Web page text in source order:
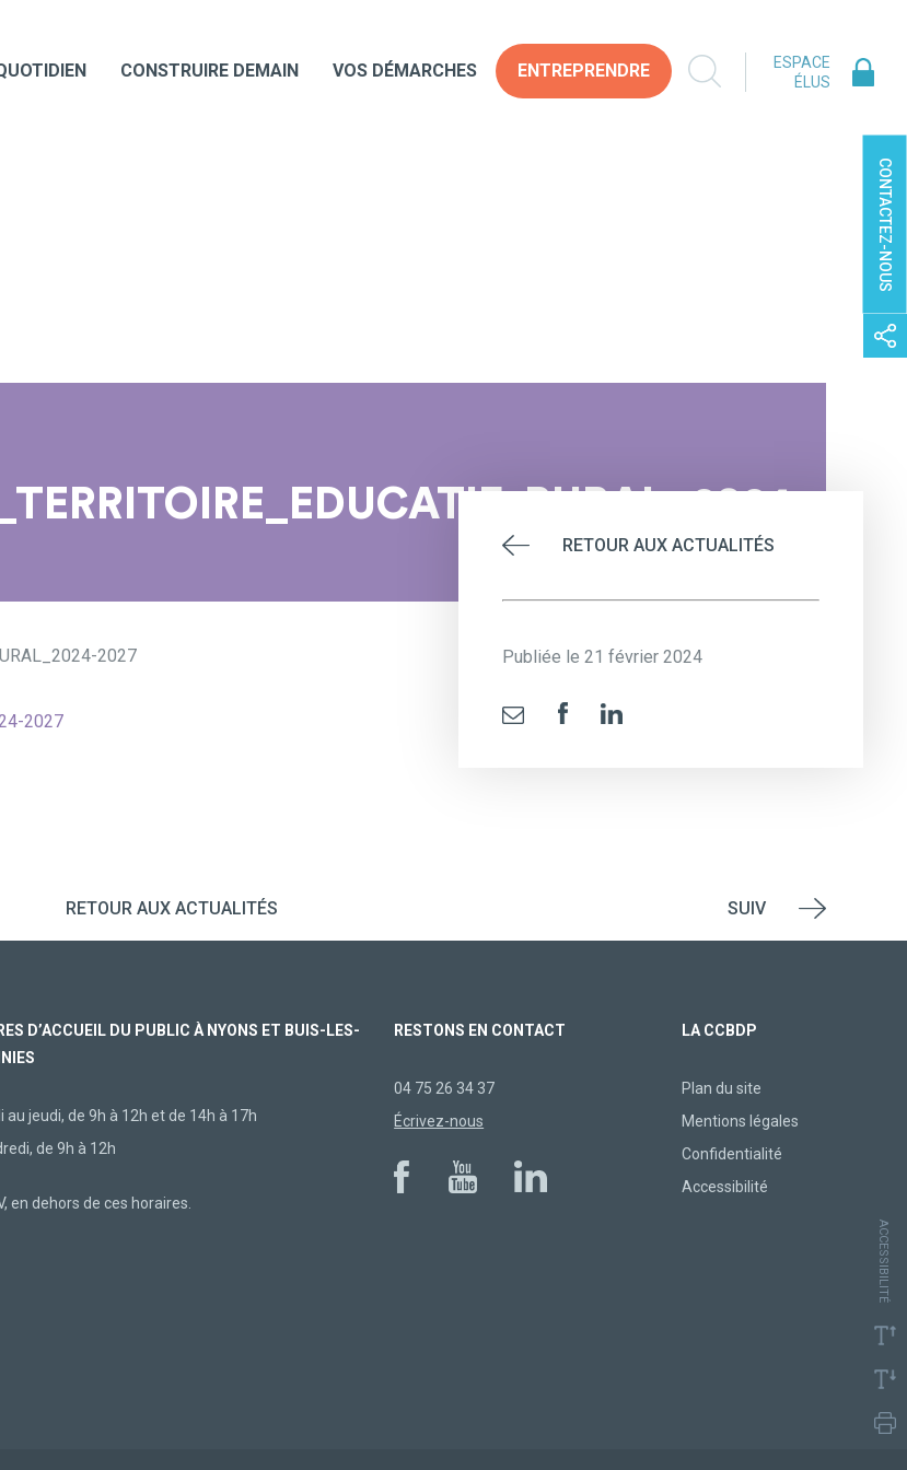
CONSTRUIRE DEMAIN VOS DÉMARCHES ENTREPRENDRE
ESPACE
ÉLUS
CONTACTEZ-NOUS
2027
RETOUR AUX ACTUALITÉS
Publiée le 21 février 2024
2027
RETOUR AUX ACTUALITÉS SUIV
D’ACCUEIL DU PUBLIC À NYONS ET BUIS-LES-
au jeudi, de 9h à 12h et de 14h à 17h
de 9h à 12h
en dehors de ces horaires.
RESTONS EN CONTACT
04 75 26 34 37
Écrivez-nous
LA CCBDP
Plan du site
Mentions légales
Confidentialité
Accessibilité
ACCESSIBILITÉ